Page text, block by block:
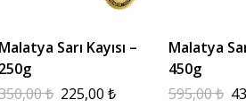
Malatya Sarı Kayısı –
250g
₺ 225,00 ₺
Malatya
450g
595,00₺